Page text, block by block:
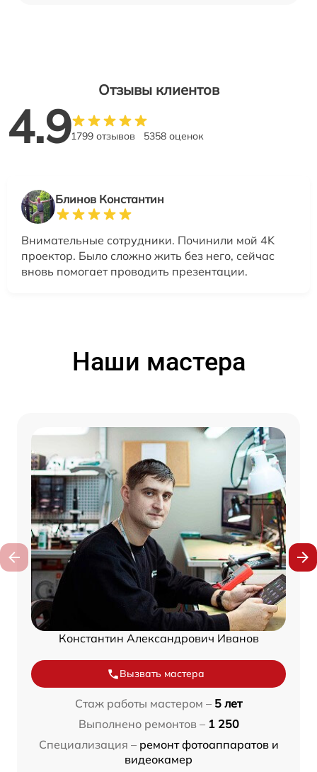
Отзывы клиентов
4.91799 отзывов 5358 оценок
Блинов Константин
Внимательные сотрудники. Починили мой 4K
проектор. Было сложно жить без него, сейчас
вновь помогает проводить презентации.
Наши мастера
Константин Александрович Иванов
Вызвать мастера
Стаж работы мастером – 5 лет
Выполнено ремонтов – 1 250
Специализация – ремонт фотоаппаратов и
видеокамер